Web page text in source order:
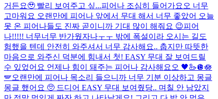
거든요🥹 빨리 보여주고 싶...피어나 조심히 들어가요오 너무
고마워요 오랜만에 피어나 앞에서 무대 해서 너무 좋았어 오늘
못 온 피어나들도 진짜 곧이니까 기대 많이 해줘요 😉​피어
나!!!!! 너무너무 반가웠자나ㅜㅜ 밖에 폭설이라 오시는 길도
험했을 텐데 안전히 와주셔서 너무 감사해요.. 춥지만 따뜻한
마음으로 와주신 덕분에 힘내서 첫! EASY 무대 잘 보여드릴
수 있었어요 언제나 힘이 돼주는 피어나 감사해요오 🖤🦢🪩🪷
🪽오랜만에 피어나 목소리 들으니까 너무 기분 이상하고 몽글
몽글 했어요 🥺 드디어 EASY 무대 보여줬당.. 며칠 안 남았지